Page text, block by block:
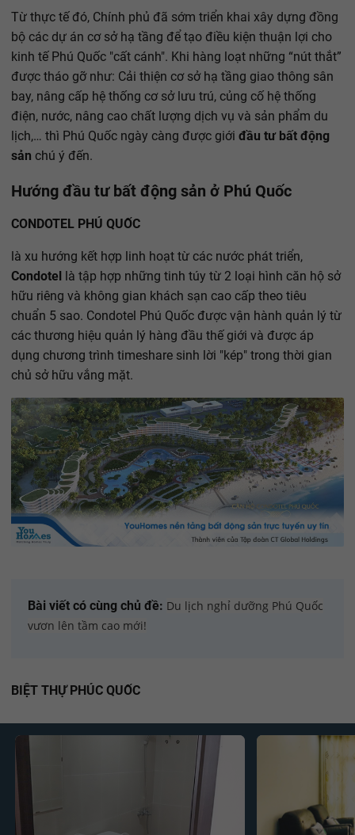
Từ thực tế đó, Chính phủ đã sớm triển khai xây dựng đồng
bộ các dự án cơ sở hạ tầng để tạo điều kiện thuận lợi cho
kinh tế Phú Quốc "cất cánh". Khi hàng loạt những “nút thắt”
được tháo gỡ như: Cải thiện cơ sở hạ tầng giao thông sân
bay, nâng cấp hệ thống cơ sở lưu trú, củng cố hệ thống
điện, nước, nâng cao chất lượng dịch vụ và sản phẩm du
lịch,… thì Phú Quốc ngày càng được giới đầu tư bất động
sản chú ý đến.
Hướng đầu tư bất động sản ở Phú Quốc
CONDOTEL PHÚ QUỐC
là xu hướng kết hợp linh hoạt từ các nước phát triển,
Condotel
là tập hợp những tinh túy từ 2 loại hình căn hộ sở
hữu riêng và không gian khách sạn cao cấp theo tiêu
chuẩn 5 sao. Condotel Phú Quốc được vận hành quản lý từ
các thương hiệu quản lý hàng đầu thế giới và được áp
dụng chương trình timeshare sinh lời "kép" trong thời gian
chủ sở hữu vắng mặt.
Bài viết có cùng chủ đề: Du lịch nghỉ dưỡng Phú Quốc
vươn lên tầm cao mới!
BIỆT THỰ PHÚC QUỐC